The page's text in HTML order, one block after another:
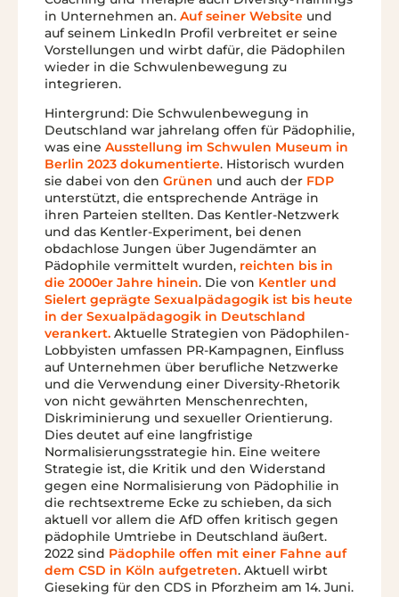
in Unternehmen an. Auf seiner Website und
auf seinem LinkedIn Profil verbreitet er seine
Vorstellungen und wirbt dafür, die Pädophilen
wieder in die Schwulenbewegung zu
integrieren.
Hintergrund: Die Schwulenbewegung in
Deutschland war jahrelang offen für Pädophilie,
was eine Ausstellung im Schwulen Museum in
Berlin 2023 dokumentierte. Historisch wurden
sie dabei von den Grünen und auch der FDP
unterstützt, die entsprechende Anträge in
ihren Parteien stellten. Das Kentler-Netzwerk
und das Kentler-Experiment, bei denen
obdachlose Jungen über Jugendämter an
Pädophile vermittelt wurden, reichten bis in
die 2000er Jahre hinein. Die von Kentler und
Sielert geprägte Sexualpädagogik ist bis heute
in der Sexualpädagogik in Deutschland
verankert. Aktuelle Strategien von Pädophilen-
Lobbyisten umfassen PR-Kampagnen, Einfluss
auf Unternehmen über berufliche Netzwerke
und die Verwendung einer Diversity-Rhetorik
von nicht gewährten Menschenrechten,
Diskriminierung und sexueller Orientierung.
Dies deutet auf eine langfristige
Normalisierungsstrategie hin. Eine weitere
Strategie ist, die Kritik und den Widerstand
gegen eine Normalisierung von Pädophilie in
die rechtsextreme Ecke zu schieben, da sich
aktuell vor allem die AfD offen kritisch gegen
pädophile Umtriebe in Deutschland äußert.
2022 sind Pädophile offen mit einer Fahne auf
dem CSD in Köln aufgetreten. Aktuell wirbt
Gieseking für den CDS in Pforzheim am 14. Juni.